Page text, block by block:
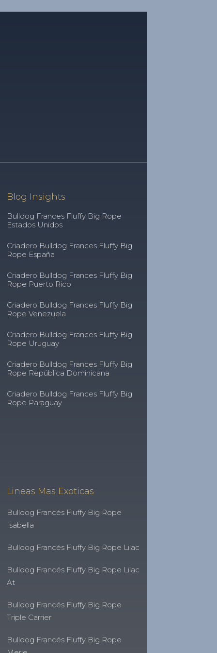
Blog Insights
Bulldog Frances Fluffy Big Rope
Estados Unidos
Criadero Bulldog Frances Fluffy Big
Rope España
Criadero Bulldog Frances Fluffy Big
Rope Puerto Rico
Criadero Bulldog Frances Fluffy Big
Rope Venezuela
Criadero Bulldog Frances Fluffy Big
Rope Uruguay
Criadero Bulldog Frances Fluffy Big
Rope República Dominicana
Criadero Bulldog Frances Fluffy Big
Rope Paraguay
Lineas Mas Exoticas
Bulldog Francés Fluffy Big Rope
Isabella
Bulldog Francés Fluffy Big Rope Lilac
Bulldog Francés Fluffy Big Rope Lilac
At
Bulldog Francés Fluffy Big Rope
Triple Carrier
Bulldog Francés Fluffy Big Rope